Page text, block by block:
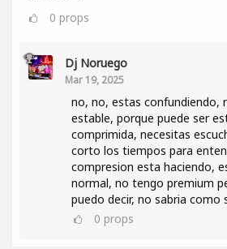
0 props
Dj Noruego
Mar 19, 2025
no, no, estas confundiendo,
estable, porque puede ser
comprimida, necesitas
corto los tiempos para
compresion esta haciendo,
normal, no tengo premium
puedo decir, no sabria como
0 props